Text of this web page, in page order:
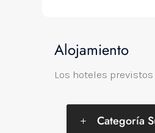
Alojamiento
Los hoteles
Categoría